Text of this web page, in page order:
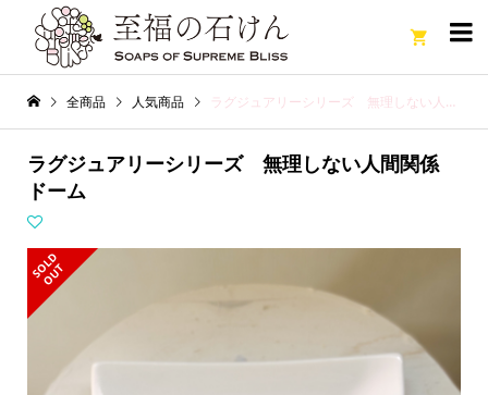

全商品 人気商品 ラグジュアリーシリーズ 無理しない人間関係 ドーム
ラグジュアリーシリーズ 無理しない人間関係
ドーム
S
O
L
D
O
U
T